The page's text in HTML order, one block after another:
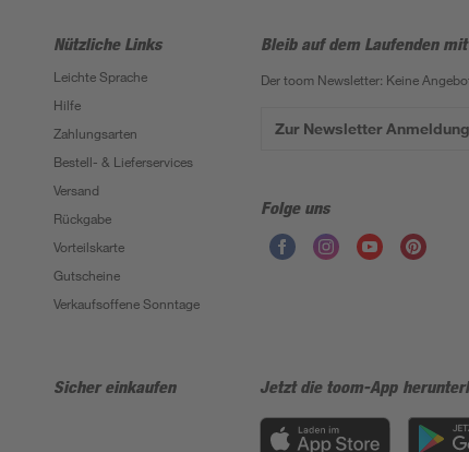
Nützliche Links
Leichte Sprache
Hilfe
Zahlungsarten
Bestell- & Lieferservices
Versand
Rückgabe
Vorteilskarte
Gutscheine
Verkaufsoffene Sonntage
Bleib auf dem Laufenden
Der toom Newsletter: Keine
Zur Newsletter Anmeldung
Folge uns
Sicher einkaufen Jetzt die toom-App